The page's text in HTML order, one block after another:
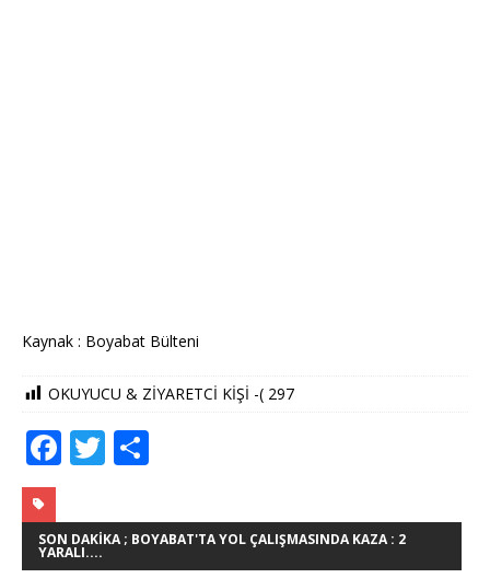
Kaynak : Boyabat Bülteni
OKUYUCU & ZİYARETCİ KİŞİ -( 297
F
c
e
T
it
te
ar
e
SON DAKIKA ; BOYABAT'TA YOL ÇALIŞMASINDA KAZA : 2
YARALI....